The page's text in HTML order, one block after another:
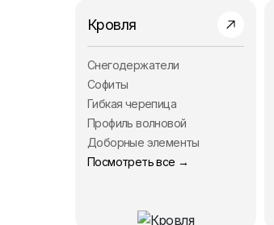
Кровля
Снегодержатели
Софиты
Гибкая черепица
Профиль волновой
Доборные элементы
Посмотреть все →